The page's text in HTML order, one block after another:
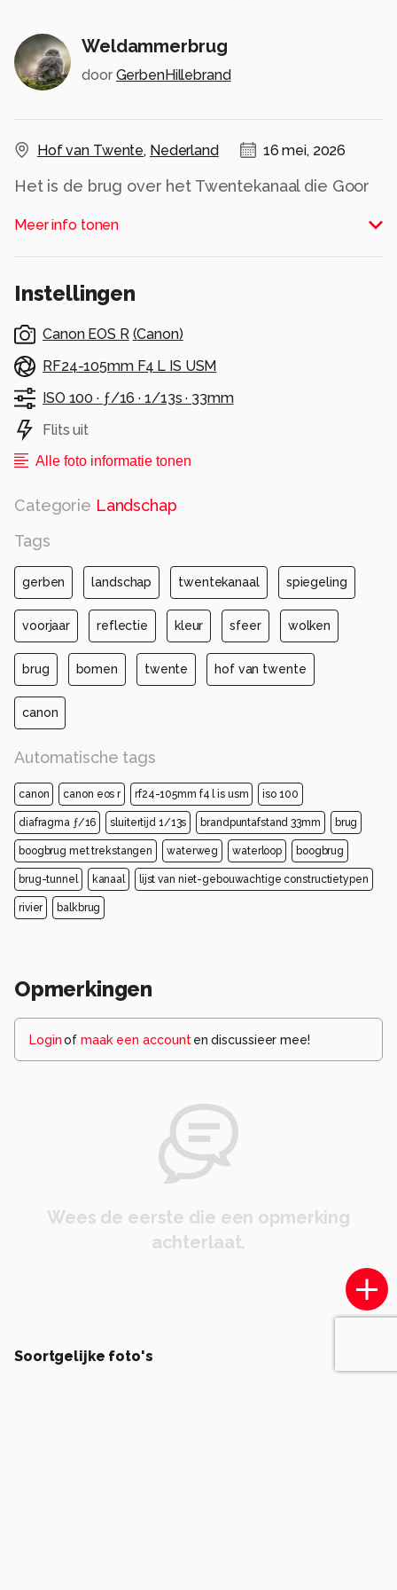
Weldammerbrug
door GerbenHillebrand
Hof van Twente, Nederland 16 mei, 2026
Het is de brug over het Twentekanaal die Goor
na zonsopkomst met de zon in de rug en het
licht dat de brug. Een spiegeling in het water
Alle rechten voorbehouden
Meer info tonen
Instellingen
Canon EOS R (Canon)
RF24-105mm F4 L IS USM
ISO 100 · ƒ/16 · 1/13s · 33mm
Flits uit
Alle foto informatie tonen
Categorie Landschap
Tags
gerben landschap twentekanaal spiegeling
voorjaar reflectie kleur sfeer wolken
brug bomen twente hof van twente
canon
Automatische tags
canon canon eos r rf24-105mm f4 l is usm iso 100
diafragma ƒ/16 sluitertijd 1/13s brandpuntafstand 33mm brug
boogbrug met trekstangen waterweg waterloop boogbrug
brug-tunnel kanaal lijst van niet-gebouwachtige constructietypen
rivier balkbrug
Opmerkingen
Loginof maak een account en discussieer mee!
Wees de eerste die een opmerking
achterlaat.
Soortgelijke foto's